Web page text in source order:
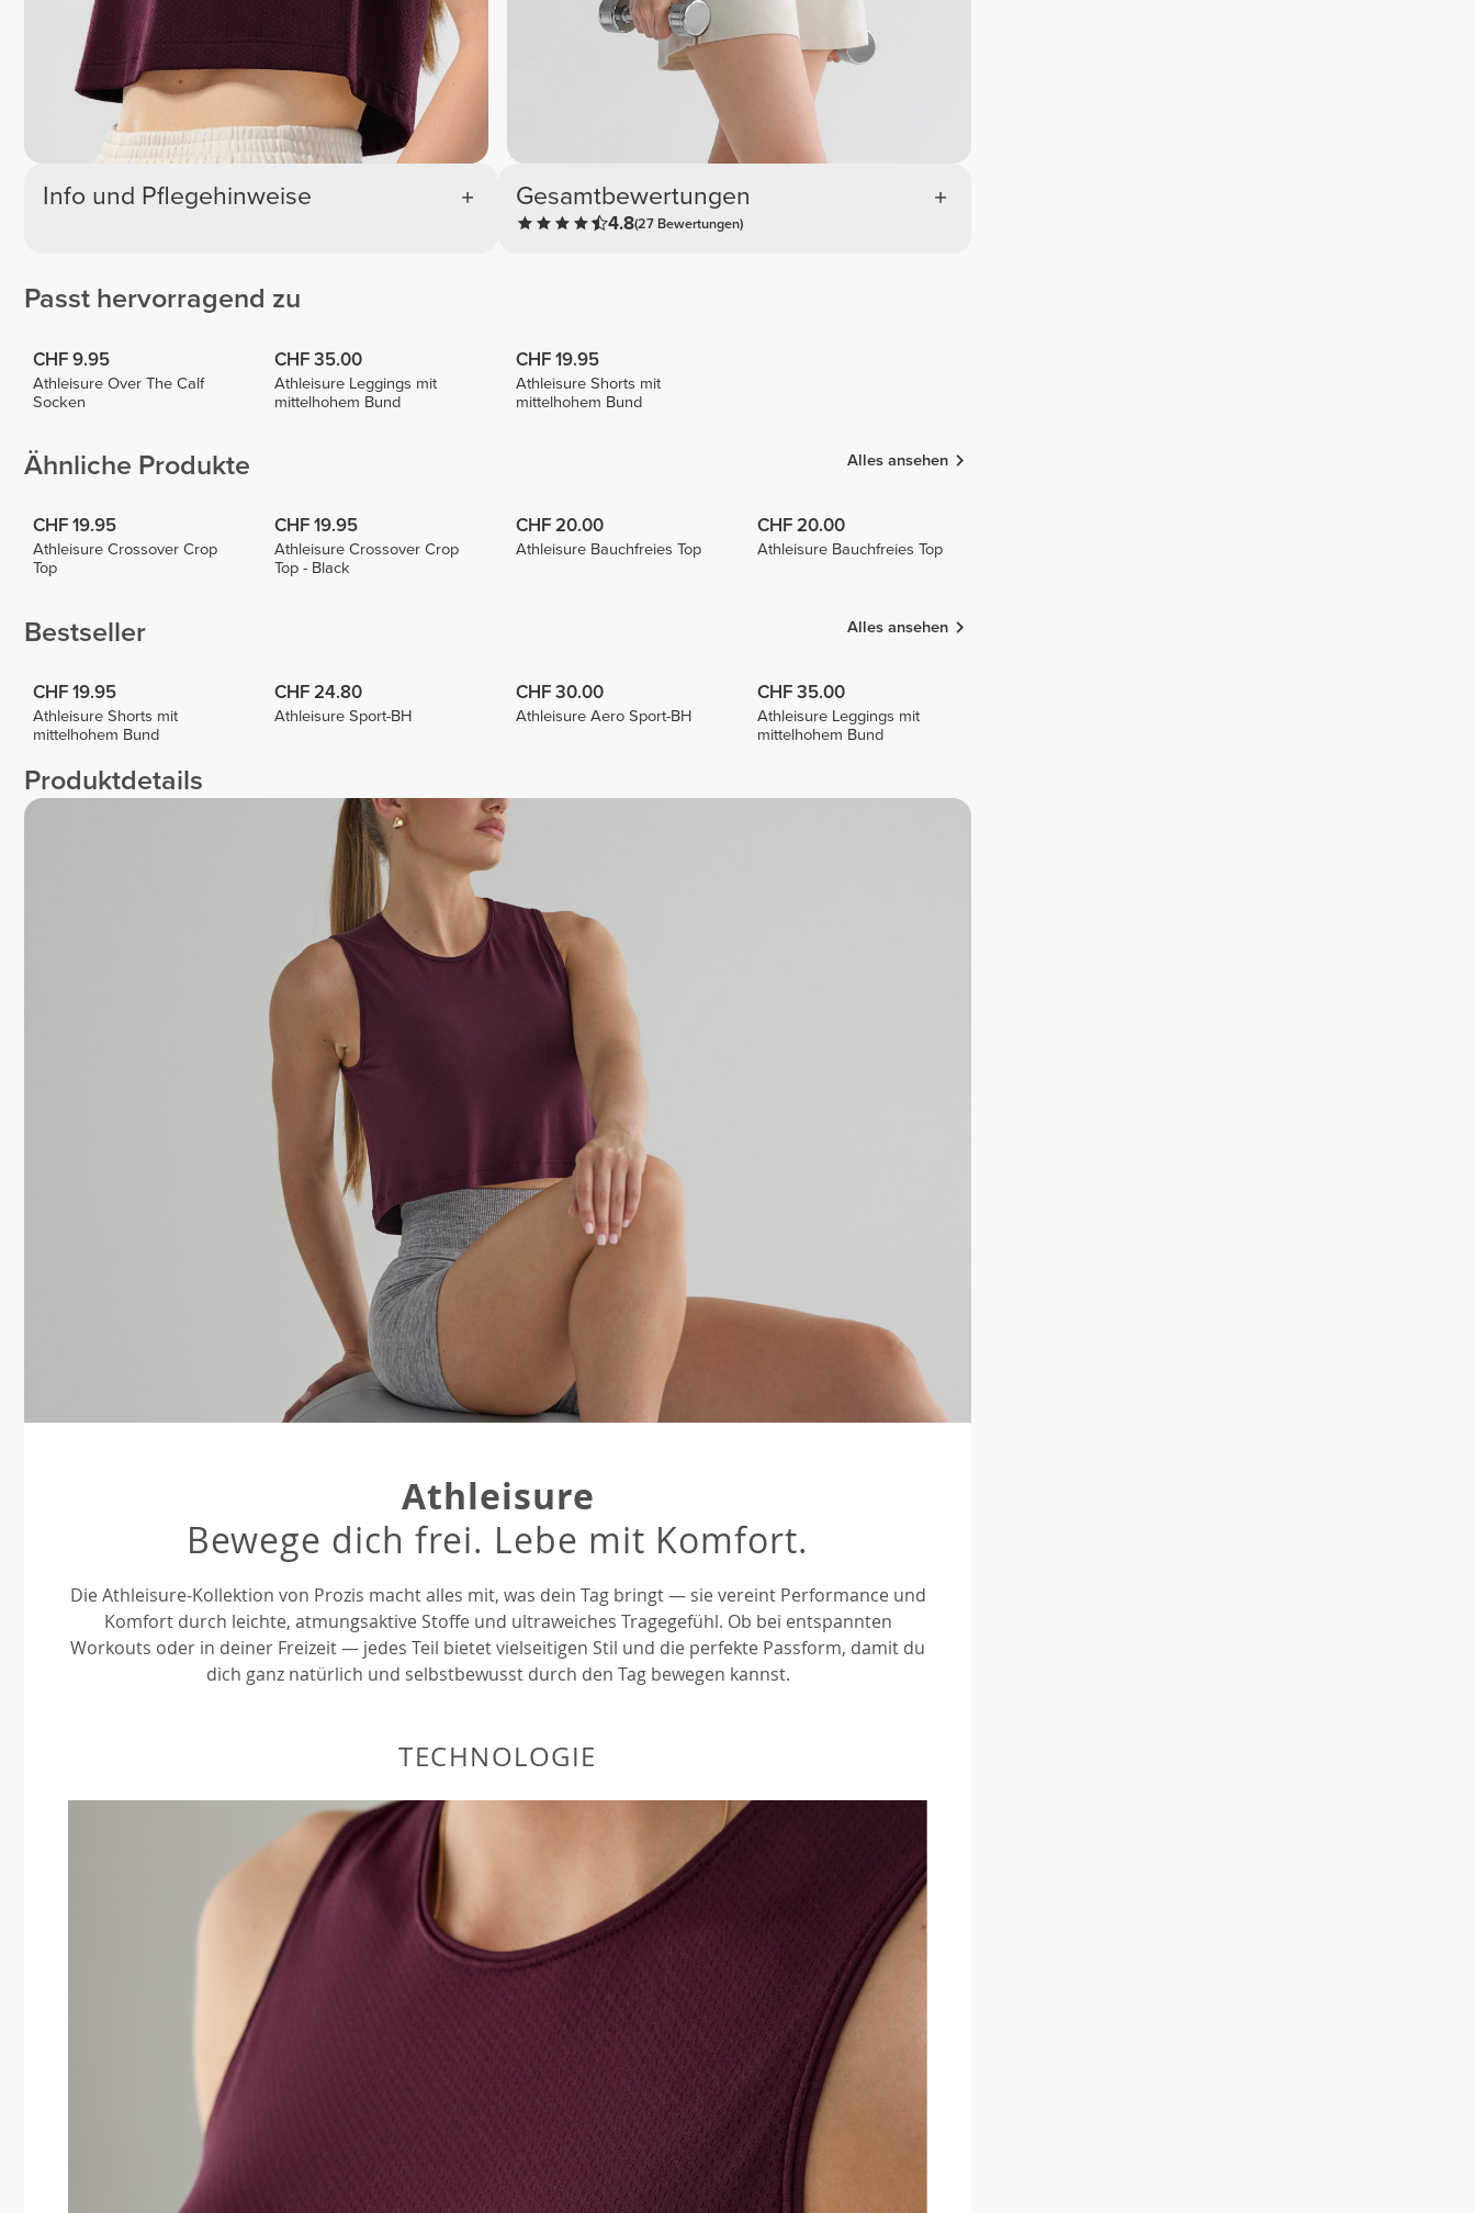
Info und Pflegehinweise Gesamtbewertungen
4.8(27 Bewertungen)
Passt hervorragend zu
CHF 9.95
Athleisure Over The Calf
Socken
CHF 35.00
Athleisure Leggings mit
mittelhohem Bund
CHF 19.95
Athleisure Shorts mit
mittelhohem Bund
Ähnliche Produkte Alles ansehen
CHF 19.95
Athleisure Crossover Crop
Top
CHF 19.95
Athleisure Crossover Crop
Top - Black
CHF 20.00
Athleisure Bauchfreies Top
CHF 20.00
Athleisure Bauchfreies Top
Bestseller Alles ansehen
CHF 19.95
Athleisure Shorts mit
mittelhohem Bund
CHF 24.80
Athleisure Sport-BH
CHF 30.00
Athleisure Aero Sport-BH
CHF 35.00
Athleisure Leggings mit
mittelhohem Bund
Produktdetails
Athleisure
Bewege dich frei. Lebe mit Komfort.
Die Athleisure-Kollektion von Prozis macht alles mit, was dein Tag bringt — sie vereint Performance und
Komfort durch leichte, atmungsaktive Stoffe und ultraweiches Tragegefühl. Ob bei entspannten
Workouts oder in deiner Freizeit — jedes Teil bietet vielseitigen Stil und die perfekte Passform, damit du
dich ganz natürlich und selbstbewusst durch den Tag bewegen kannst.
TECHNOLOGIE